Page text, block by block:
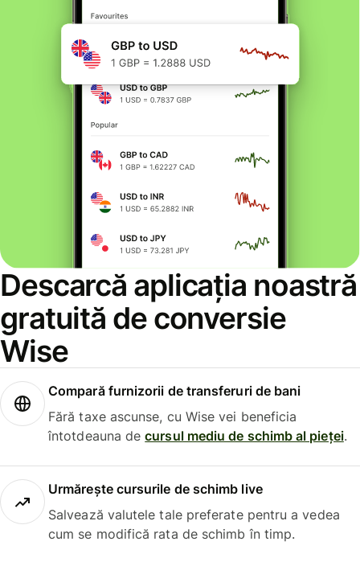
Descarcă aplicația noastră
gratuită de conversie
Wise
Compară furnizorii de transferuri de bani
Fără taxe ascunse, cu Wise vei beneficia
întotdeauna decursul mediu de schimb al pieței.
Urmărește cursurile de schimb live
Salvează valutele tale preferate pentru a vedea
cum se modifică rata de schimb în timp.